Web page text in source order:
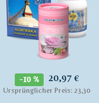
-10 % 20,97 €
Ursprünglicher Preis: 23,30